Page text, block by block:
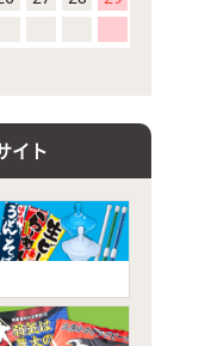
イト